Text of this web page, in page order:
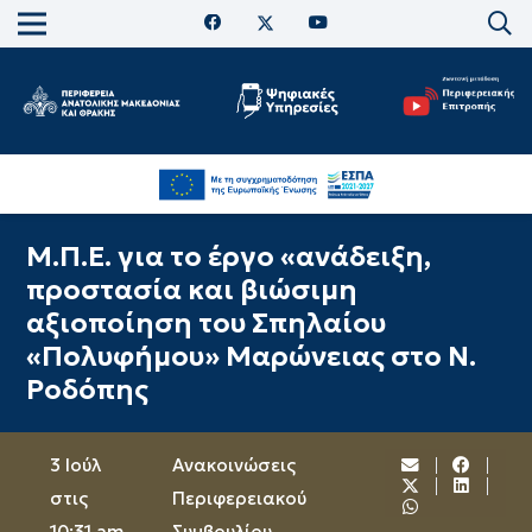
Μ.Π.Ε. για το έργο «ανάδειξη,
προστασία και βιώσιμη
αξιοποίηση του Σπηλαίου
«Πολυφήμου» Μαρώνειας στο Ν.
Ροδόπης
3 Ιούλ
στις
Ανακοινώσεις
Περιφερειακού